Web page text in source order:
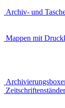
Archiv- und
Mappen mit